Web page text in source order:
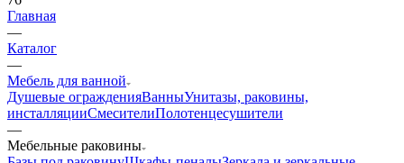
Главная
—
Каталог
—
Мебель для ванной
Душевые огражденияВанныУнитазы, раковины,
инсталляцииСмесителиПолотенцесушители
—
Мебельные раковины